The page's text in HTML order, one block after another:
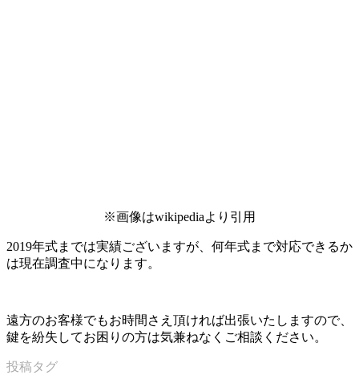
※画像はwikipediaより引用
2019年式までは実績ございますが、何年式まで対応できるか
は現在調査中になります。
遠方のお客様でもお時間さえ頂ければ出張いたしますので、
鍵を紛失してお困りの方は気兼ねなくご相談ください。
投稿タグ